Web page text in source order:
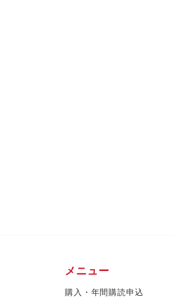
メニュー
購入・年間購読申込